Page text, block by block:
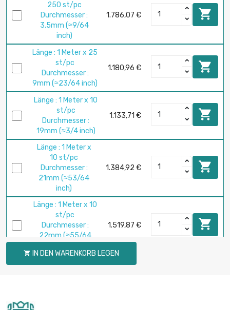
250 st/pc
Durchmesser :
3.5mm (≈9/64
inch)
1.786,07 € 
Länge : 1 Meter x 25
st/pc
Durchmesser :
9mm (≈23/64 inch)
1.180,96 € 
Länge : 1 Meter x 10
st/pc
Durchmesser :
19mm (≈3/4 inch)
1.133,71 € 
Länge : 1 Meter x
10 st/pc
Durchmesser :
21mm (≈53/64
inch)
1.384,92 € 
Länge : 1 Meter x 10
st/pc
Durchmesser :
22mm (≈55/64
1.519,87 € 
 IN DEN WARENKORB LEGEN